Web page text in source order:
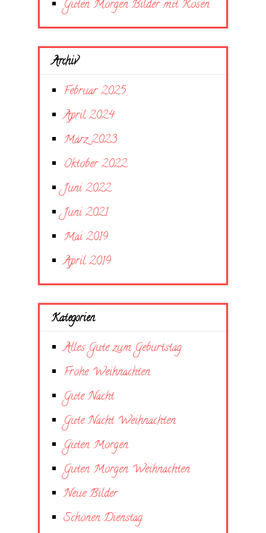
Guten Morgen Bilder mit Rosen
Archiv
Februar 2025
April 2024
März 2023
Oktober 2022
Juni 2022
Juni 2021
Mai 2019
April 2019
Kategorien
Alles Gute zum Geburtstag
Frohe Weihnachten
Gute Nacht
Gute Nacht Weihnachten
Guten Morgen
Guten Morgen Weihnachten
Neue Bilder
Schönen Dienstag